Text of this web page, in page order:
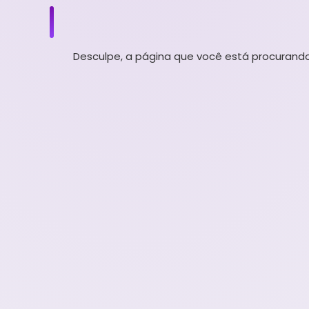
Desculpe, a página que você está